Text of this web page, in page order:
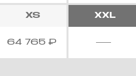
XS
64 765 ₽
XXL